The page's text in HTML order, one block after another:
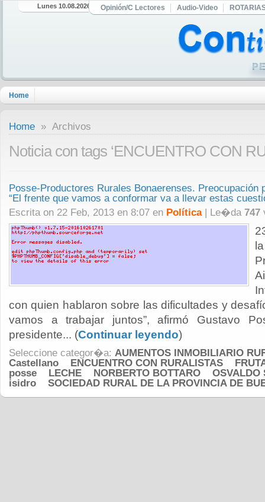
Lunes 10.08.2026 Opinión/C Lectores Audio-Video
Home
Home » Archivos
Noticia con tags ‘ENCUENTRO CON
Posse-Productores Rurales Bonaerenses. Preocupación
“El frente que vamos a conformar va a llevar estas
Escrita on 22 Feb, 2013 en 8:07 en Política| Le�da 747
con quien hablaron sobre las dificultades y
vamos a trabajar juntos”, afirmó Gustavo
presidente... (Continuar leyendo)
Seleccione categor�a: AUMENTOS INMOBILIARIO
Castellano
ENCUENTRO CON RURALISTAS
posse
LECHE NORBERTO BOTTARO
OSVALDO
isidro
SOCIEDAD RURAL DE LA PROVINCIA DE